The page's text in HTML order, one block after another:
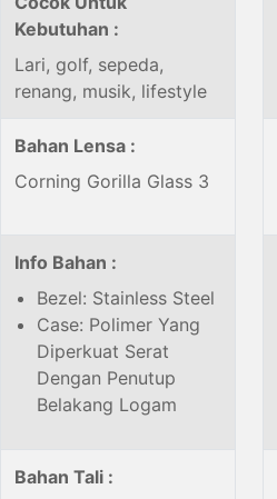
Kebutuhan :
Lari, golf, sepeda,
renang, musik, lifestyle
Bahan Lensa :
Corning Gorilla Glass 3
Info Bahan :
Bezel: Stainless Steel
Case: Polimer Yang
Diperkuat Serat
Dengan Penutup
Belakang Logam
Bahan Tali :